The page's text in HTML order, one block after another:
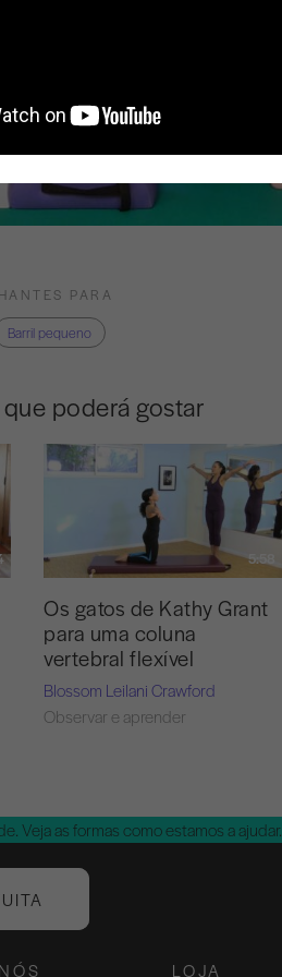
PARA
Barril pequeno
poderá gostar
5:58
Os gatos de Kathy Grant
para uma coluna
vertebral flexível
Blossom Leilani Crawford
Observar e aprender
Veja as formas como estamos a ajudar.
LOJA